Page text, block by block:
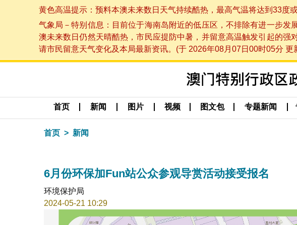
黄色高温提示：预料本澳未来数日天气持续酷热，最高气温将达到33
气象局－特别信息：目前位于海南岛附近的低压区，不排除有进一步
澳未来数日仍然天晴酷热，市民应提防中暑，并留意高温触发引起的强
请市民留意天气变化及本局最新资讯。(于 2026年08月07日00时05分 更
首页 新闻 图片 视频 图文包 专题新闻
首页 新闻
6月份环保加Fun站公众参观导赏活动接受报名
环境保护局
2024-05-21 10:29